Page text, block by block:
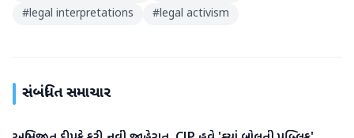
#legal interpretations #legal activism
સંબંધિત સમાચાર